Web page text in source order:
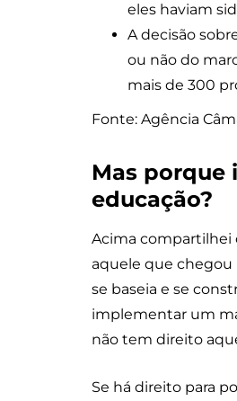
eles haviam
A decisão
ou não do
mais de 300
Fonte: Agência
Mas porque
educação?
Acima compartilhei
aquele que chegou
se baseia e se
implementar um
não tem direito
Se há direito para